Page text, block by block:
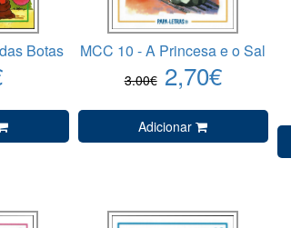
Botas MCC 10 - A Princesa e o Sal
3.00€ 2,70€
Adicionar